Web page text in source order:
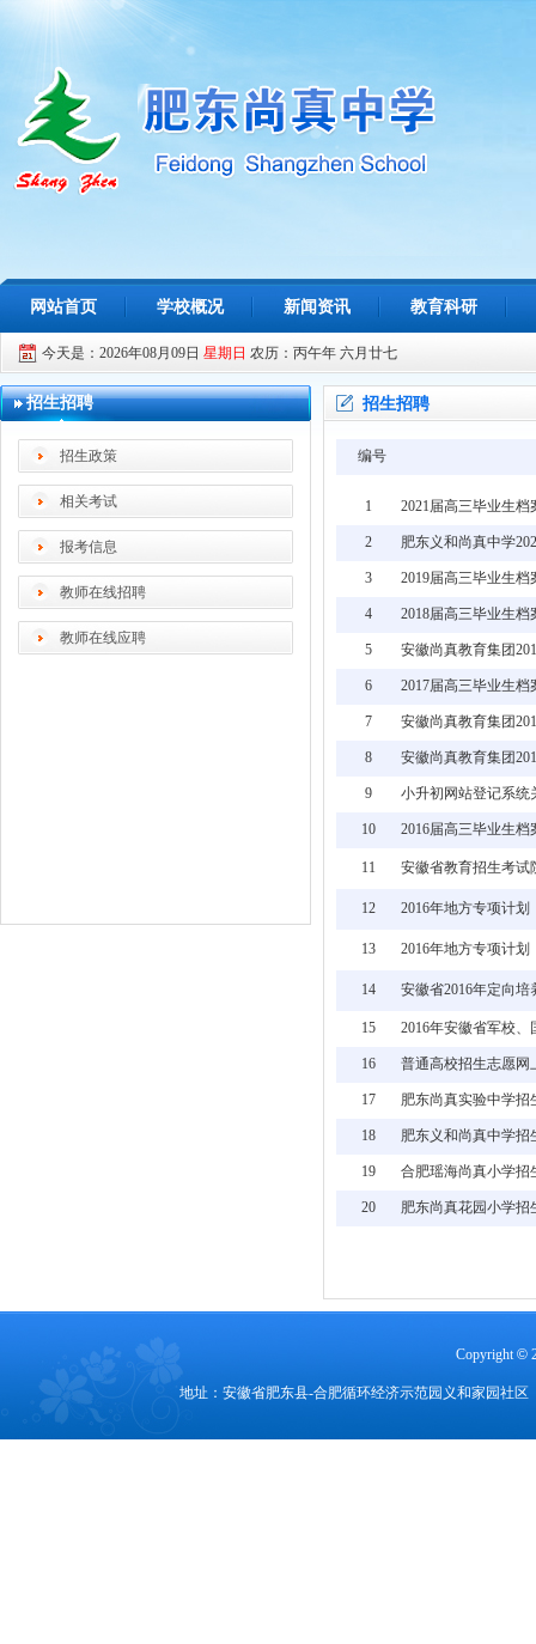
网站首页 学校概况 新闻资讯 教育科研
今天是：2026年08月09日 星期日 农历：丙午年 六月廿七
招生招聘
招生政策
相关考试
报考信息
教师在线招聘
教师在线应聘
招生招聘
编号
1 2021届高三毕业生
2 肥东义和尚真中学
3 2019届高三毕业生
4 2018届高三毕业生
5 安徽尚真教育集团
6 2017届高三毕业生
7 安徽尚真教育集团
8 安徽尚真教育集团
9 小升初网站登记系统
10 2016届高三毕业生
11 安徽省教育招生考试
12 2016年地方专项计划
13 2016年地方专项计划
14 安徽省2016年定向
15 2016年安徽省军校
16 普通高校招生志愿网
17 肥东尚真实验中学招
18 肥东义和尚真中学招
19 合肥瑶海尚真小学招
20 肥东尚真花园小学招
Copyright©
地址：安徽省肥东县-合肥循环经济示范园义和家园社